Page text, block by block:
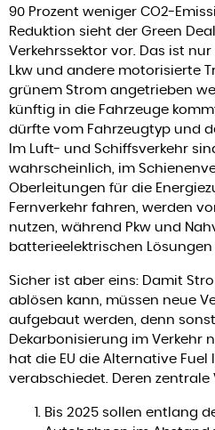
90 Prozent weniger CO2-
Reduktion sieht der Green
Verkehrssektor vor. Das ist
Lkw und andere motorisierte
grünem Strom angetrieben
künftig in die Fahrzeuge
dürfte vom Fahrzeugtyp und
Im Luft- und Schiffsverkehr
wahrscheinlich, im
Oberleitungen für die
Fernverkehr fahren, werden
nutzen, während Pkw und
batterieelektrischen
Sicher ist aber eins: Damit
ablösen kann, müssen neue
aufgebaut werden, denn
Dekarbonisierung im Verkehr
hat die EU die Alternative
verabschiedet. Deren zentrale
Bis 2025 sollen entlang